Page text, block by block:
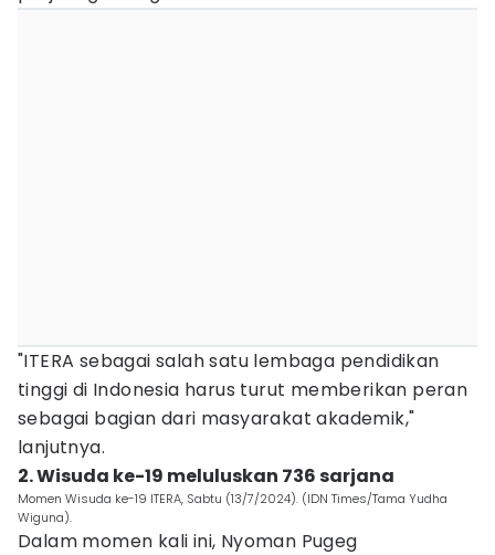
"ITERA sebagai salah satu lembaga pendidikan
tinggi di Indonesia harus turut memberikan peran
sebagai bagian dari masyarakat akademik,"
lanjutnya.
2. Wisuda ke-19 meluluskan 736 sarjana
Momen Wisuda ke-19 ITERA, Sabtu (13/7/2024). (IDN Times/Tama Yudha
Wiguna).
Dalam momen kali ini, Nyoman Pugeg